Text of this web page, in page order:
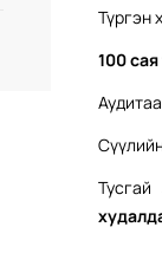
Түргэн
100